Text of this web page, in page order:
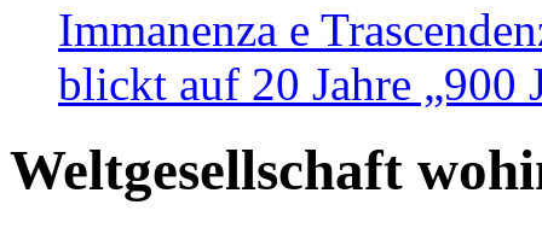
Immanenza e
blickt auf 20 Jahre „900
Weltgesellschaft